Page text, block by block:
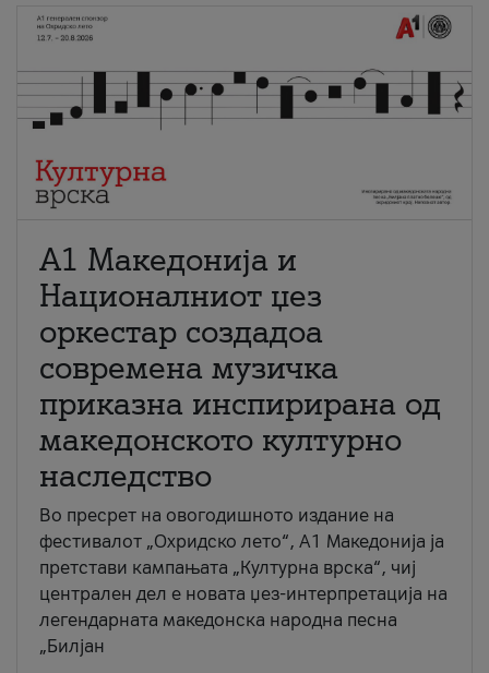
А1 Македонија и
Националниот џез
оркестар создадоа
современа музичка
приказна инспирирана од
македонското културно
наследство
Во пресрет на овогодишното издание на
фестивалот „Охридско лето“, А1 Македонија ја
претстави кампањата „Културна врска“, чиј
централен дел е новата џез-интерпретација на
легендарната македонска народна песна
„Билјан